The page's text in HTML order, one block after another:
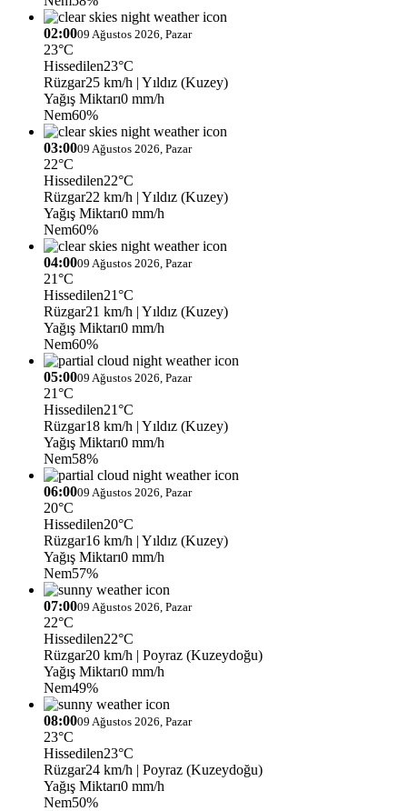
02:0009 Ağustos 2026, Pazar
23°C
Hissedilen23°C
Rüzgar25 km/h | Yıldız (Kuzey)
Yağış Miktarı0 mm/h
Nem60%
03:0009 Ağustos 2026, Pazar
22°C
Hissedilen22°C
Rüzgar22 km/h | Yıldız (Kuzey)
Yağış Miktarı0 mm/h
Nem60%
04:0009 Ağustos 2026, Pazar
21°C
Hissedilen21°C
Rüzgar21 km/h | Yıldız (Kuzey)
Yağış Miktarı0 mm/h
Nem60%
05:0009 Ağustos 2026, Pazar
21°C
Hissedilen21°C
Rüzgar18 km/h | Yıldız (Kuzey)
Yağış Miktarı0 mm/h
Nem58%
06:0009 Ağustos 2026, Pazar
20°C
Hissedilen20°C
Rüzgar16 km/h | Yıldız (Kuzey)
Yağış Miktarı0 mm/h
Nem57%
07:0009 Ağustos 2026, Pazar
22°C
Hissedilen22°C
Rüzgar20 km/h | Poyraz (Kuzeydoğu)
Yağış Miktarı0 mm/h
Nem49%
08:0009 Ağustos 2026, Pazar
23°C
Hissedilen23°C
Rüzgar24 km/h | Poyraz (Kuzeydoğu)
Yağış Miktarı0 mm/h
Nem50%